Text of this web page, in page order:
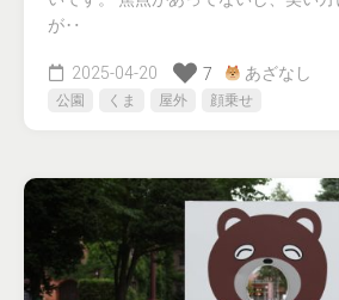
が‥
2025-04-20 7 あざなし
公園 くま 屋外 顔乗せ